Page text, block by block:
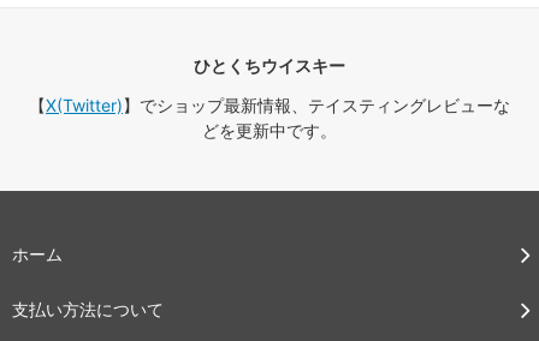
ひとくちウイスキー
【X(Twitter)】でショップ最新情報、テイスティングレビューな
どを更新中です。
ホーム
支払い方法について